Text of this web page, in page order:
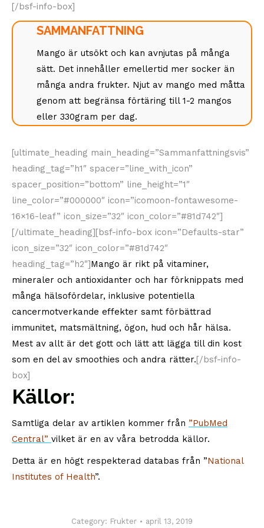
[/bsf-info-box]
SAMMANFATTNING
Mango är utsökt och kan avnjutas på många
sätt. Det innehåller emellertid mer socker än
många andra frukter. Njut av mango med måtta
genom att begränsa förtäring till 1-2 mangos
eller 330gram per dag.
[ultimate_heading main_heading=”Sammanfattningsvis”
heading_tag=”h1″ spacer=”line_with_icon”
spacer_position=”bottom” line_height=”1″
line_color=”#000000″ icon=”icomoon-fontawesome-
16×16-leaf” icon_size=”32″ icon_color=”#81d742″]
[/ultimate_heading][bsf-info-box icon=”Defaults-star”
icon_size=”32″ icon_color=”#81d742″
heading_tag=”h2″]Mango är rikt på vitaminer,
mineraler och antioxidanter och har förknippats med
många hälsofördelar, inklusive potentiella
cancermotverkande effekter samt förbättrad
immunitet, matsmältning, ögon, hud och hår hälsa.
Mest av allt är det gott och lätt att lägga till din kost
som en del av smoothies och andra rätter.[/bsf-info-
box]
Källor:
Samtliga delar av artiklen kommer från ”PubMed
Central” vilket är en av våra betrodda källor.
Detta är en högt respekterad databas från ”National
Institutes of Health”.
Category: Frukter april 13, 2019